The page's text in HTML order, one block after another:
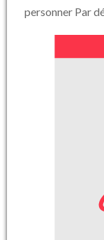
personner Par